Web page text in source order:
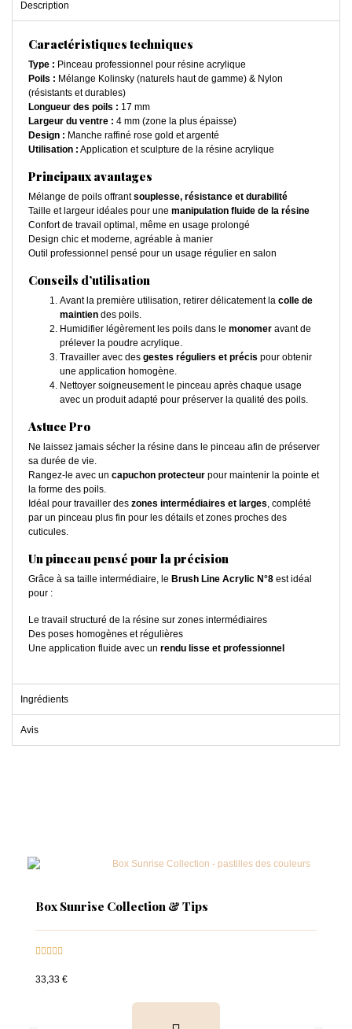
Description
Caractéristiques techniques
Type : Pinceau professionnel pour résine acrylique
Poils : Mélange Kolinsky (naturels haut de gamme) & Nylon
(résistants et durables)
Longueur des poils : 17 mm
Largeur du ventre : 4 mm (zone la plus épaisse)
Design : Manche raffiné rose gold et argenté
Utilisation : Application et sculpture de la résine acrylique
Principaux avantages
Mélange de poils offrantsouplesse, résistance et durabilité
Taille et largeur idéales pour une manipulation fluide de la résine
Confort de travail optimal, même en usage prolongé
Design chic et moderne, agréable à manier
Outil professionnel pensé pour un usage régulier en salon
Conseils d’utilisation
Avant la première utilisation, retirer délicatement la colle de
maintien des poils.
Humidifier légèrement les poils dans le monomer avant de
prélever la poudre acrylique.
Travailler avec des gestes réguliers et précis pour obtenir
une application homogène.
Nettoyer soigneusement le pinceau après chaque usage
avec un produit adapté pour préserver la qualité des poils.
Astuce Pro
Ne laissez jamais sécher la résine dans le pinceau afin de préserver
sa durée de vie.
Rangez-le avec un capuchon protecteur pour maintenir la pointe et
la forme des poils.
Idéal pour travailler des zones intermédiaires et larges, complété
par un pinceau plus fin pour les détails et zones proches des
cuticules.
Un pinceau pensé pour la précision
Grâce à sa taille intermédiaire, le Brush Line Acrylic N°8 est idéal
pour :
Le travail structuré de la résine sur zones intermédiaires
Des poses homogènes et régulières
Une application fluide avec un rendu lisse et professionnel
Ingrédients
Avis
Box Sunrise Collection & Tips

33,33 €